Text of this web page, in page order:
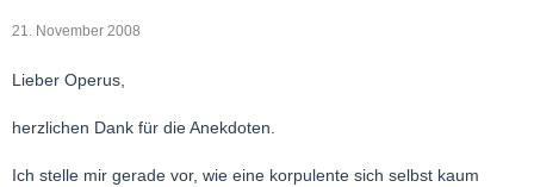
21. November 2008
Lieber Operus,
herzlichen Dank für die Anekdoten.
Ich stelle mir gerade vor, wie eine korpulente sich selbst kaum